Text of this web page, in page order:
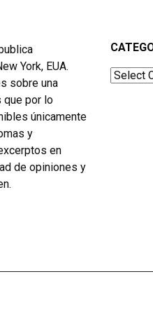
York, EUA.
sobre una
que por lo
únicamente
y
en
de opiniones y